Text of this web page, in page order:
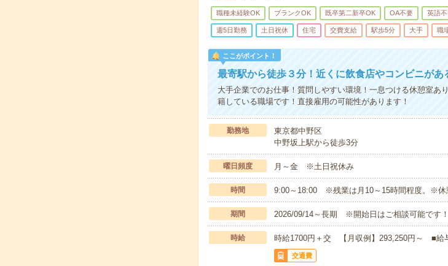
職種未経験OK ブランクOK 既卒第二新卒OK OA不要 英語
週5日勤務 土日祝休 住宅 交費支給 駅歩5分 大手 職
ここがポイント！
最寄駅から徒歩３分！近くに飲食店やコンビニがあ
大手企業でのお仕事！質問しやすい環境！一息つける休憩室あ
籍している職場です！直接雇用の可能性があります！
勤務地
東京都中野区
中野坂上駅から徒歩3分
曜日頻度 月～金 ※土日祝休み
時間 9:00～18:00 ※残業は月10～15時間程度。※休
期間 2026/09/14～長期 ※開始日はご相談可能です
時給 時給1700円＋交 【月収例】293,250円～ ■給
交通費